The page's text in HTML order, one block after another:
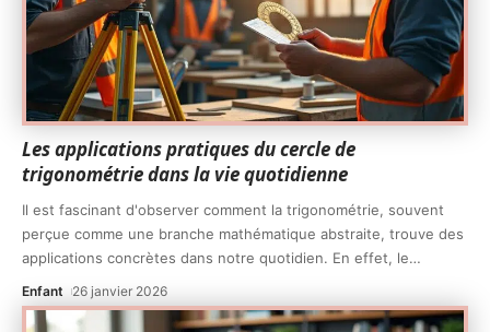
Les applications pratiques du cercle de
trigonométrie dans la vie quotidienne
Il est fascinant d'observer comment la trigonométrie, souvent
perçue comme une branche mathématique abstraite, trouve des
applications concrètes dans notre quotidien. En effet, le…
Enfant 26 janvier 2026